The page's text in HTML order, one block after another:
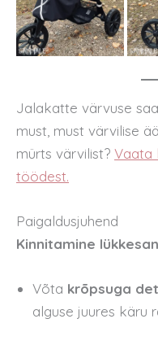
Jalakatte värvuse
must, must värvilise
mürts värvilist? Vaata
töödest.
Paigaldusjuhend
Kinnitamine
Võta krõpsuga
alguse juures käru